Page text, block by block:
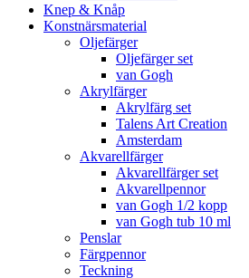
Knep & Knåp
Konstnärsmaterial
Oljefärger
Oljefärger set
van Gogh
Akrylfärger
Akrylfärg set
Talens Art Creation
Amsterdam
Akvarellfärger
Akvarellfärger set
Akvarellpennor
van Gogh 1/2 kopp
van Gogh tub 10 ml
Penslar
Färgpennor
Teckning